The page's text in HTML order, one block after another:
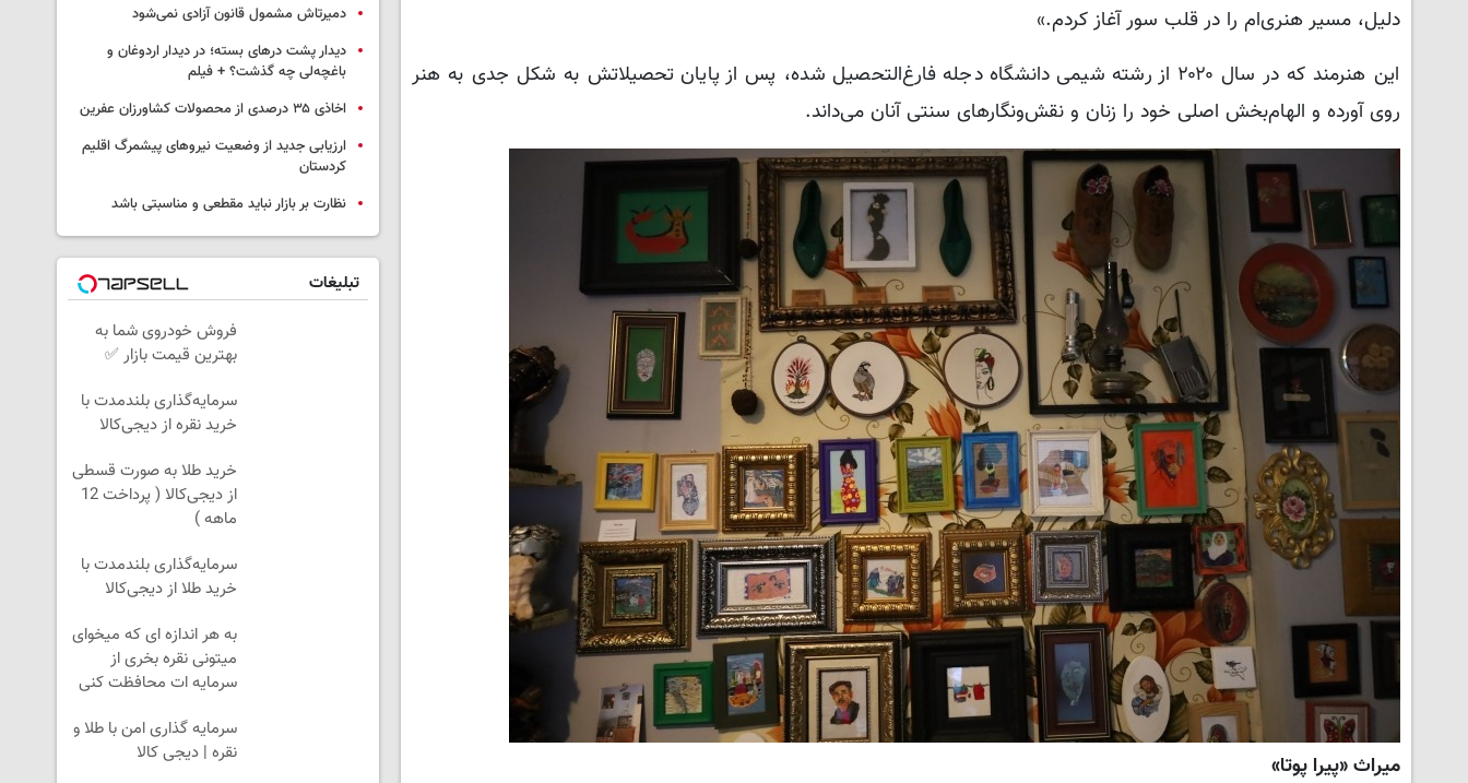
دلیل، مسیر هنری‌ام را در قلب سور آغاز کردم.»
این هنرمند که در سال ۲۰۲۰ از رشته شیمی دانشگاه دجله فارغ‌التحصیل شده، پس از پایان تحصیلاتش به شکل جدی به هنر
روی آورده و الهام‌بخش اصلی خود را زنان و نقش‌ونگارهای سنتی آنان می‌داند.
میراث «پیرا پوتا»
دمیرتاش مشمول قانون آزادی نمی‌شود
دیدار پشت درهای بسته؛ در دیدار اردوغان و
باغچه‌لی چه گذشت؟ + فیلم
اخاذی ۳۵ درصدی از محصولات کشاورزان عفرین
ارزیابی جدید از وضعیت نیروهای پیشمرگ اقلیم
کردستان
نظارت بر بازار نباید مقطعی و مناسبتی باشد
تبلیغات
فروش خودروی شما به
بهترین قیمت بازار ✅
سرمایه‌گذاری بلندمدت با
خرید نقره از دیجی‌کالا
خرید طلا به صورت قسطی
از دیجی‌کالا ( پرداخت 12
ماهه )
سرمایه‌گذاری بلندمدت با
خرید طلا از دیجی‌کالا
به هر اندازه ای که میخوای
میتونی نقره بخری از
سرمایه ات محافظت کنی
سرمایه گذاری امن با طلا و
نقره | دیجی کالا